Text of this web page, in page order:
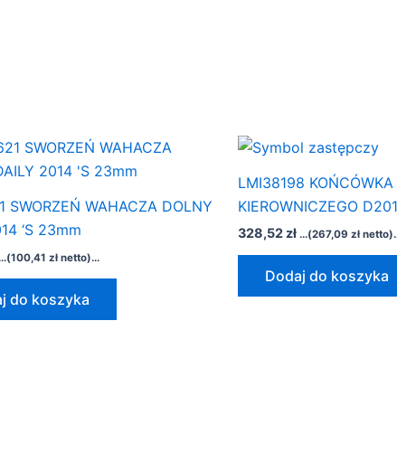
SWORZEŃ WAHACZA DOLNY
‘S 23mm
...(100,41 zł netto)...
do koszyka
LMI38198 KOŃCÓWKA
KIEROWNICZEGO
328,52 zł ...(267,09 zł
Dodaj do koszyka